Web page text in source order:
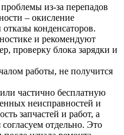
из‑за перепадов
– окисление
конденсаторов.
и рекомендуют
проверку блока зарядки и
работы, не получится
частично бесплатную
неисправностей и
запчастей и работ, а
отдельно. Это